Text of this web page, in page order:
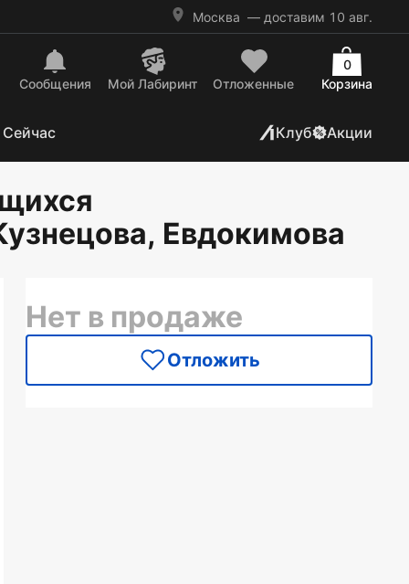
Москва — доставим 10 авг.
Сообщения Mой Лабиринт Отложенные Корзина
0
Клуб Акции
Евдокимова
Нет в продаже
Отложить